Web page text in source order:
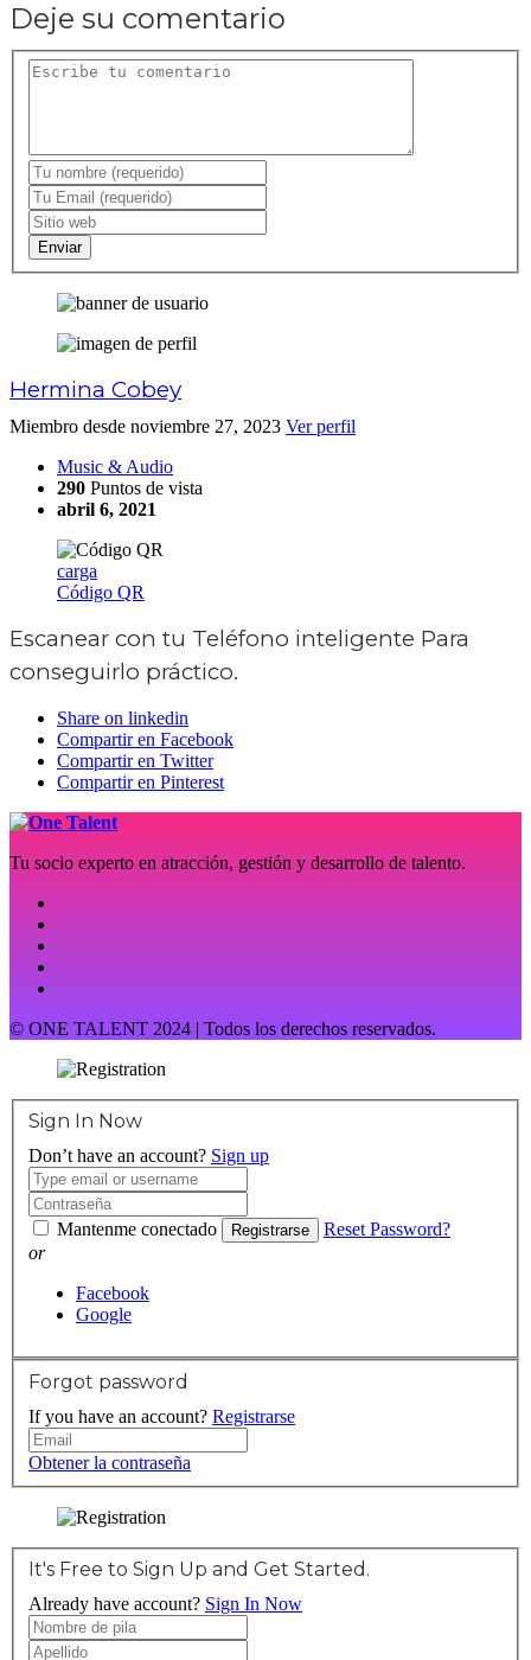
Deje su comentario
Enviar
Hermina Cobey
Miembro desde noviembre 27, 2023 Ver perfil
Music & Audio
290 Puntos de vista
abril 6, 2021
carga
Código QR
Escanear con tu Teléfono inteligente Para
conseguirlo práctico.
Share on linkedin
Compartir en Facebook
Compartir en Twitter
Compartir en Pinterest
Tu socio experto en atracción, gestión y desarrollo de talento.
© ONE TALENT 2024 | Todos los derechos reservados.
Sign In Now
Don’t have an account? Sign up
Mantenme conectado Registrarse
Reset Password?
or
Facebook
Google
Forgot password
If you have an account? Registrarse
Obtener la contraseña
It's Free to Sign Up and Get Started.
Already have account? Sign In Now